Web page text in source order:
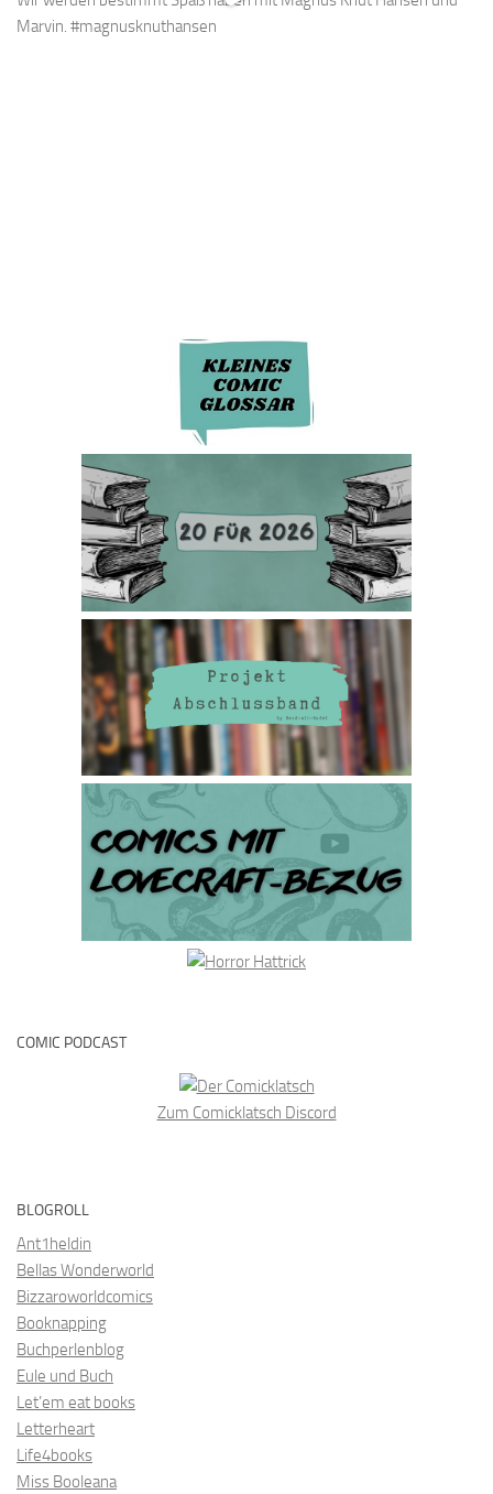
COMIC PODCAST
Zum Comicklatsch Discord
BLOGROLL
Ant1heldin
Bellas Wonderworld
Bizzaroworldcomics
Booknapping
Buchperlenblog
Eule und Buch
Let’em eat books
Letterheart
Life4books
Miss Booleana